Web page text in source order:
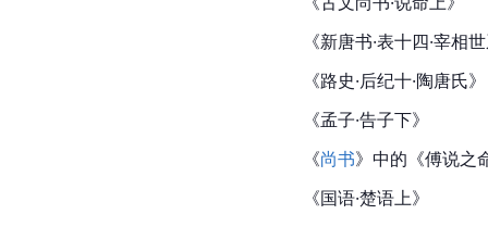
《新唐书·表十四·宰相
《路史·后纪十·陶唐氏》
《孟子·告子下》
《尚书》中的《傅说之
《国语·楚语上》